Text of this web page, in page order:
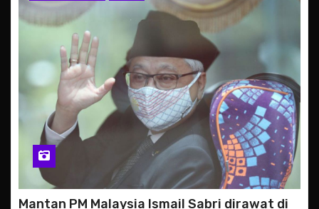
Mantan PM Malaysia Ismail Sabri dirawat di